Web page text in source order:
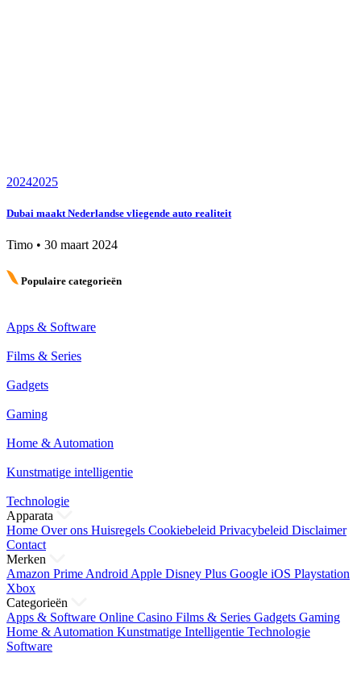
20242025
Dubai maakt Nederlandse vliegende auto realiteit
Timo • 30 maart 2024
Populaire categorieën
Apps & Software
Films & Series
Gadgets
Gaming
Home & Automation
Kunstmatige intelligentie
Technologie
Apparata
Home Over ons Huisregels Cookiebeleid Privacybeleid Disclaimer
Contact
Merken
Amazon Prime Android Apple Disney Plus Google iOS Playstation
Xbox
Categorieën
Apps & Software Online Casino Films & Series Gadgets Gaming
Home & Automation Kunstmatige Intelligentie Technologie
Software